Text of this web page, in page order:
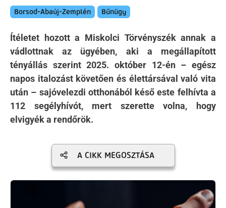
Borsod-Abaúj-Zemplén Bűnügy
Ítéletet hozott a Miskolci Törvényszék annak a
vádlottnak az ügyében, aki a megállapított
tényállás szerint 2025. október 12-én – egész
napos italozást követően és élettársával való vita
után – sajóvelezdi otthonából késő este felhívta a
112 segélyhívót, mert szerette volna, hogy
elvigyék a rendőrök.
A CIKK MEGOSZTÁSA
Kép